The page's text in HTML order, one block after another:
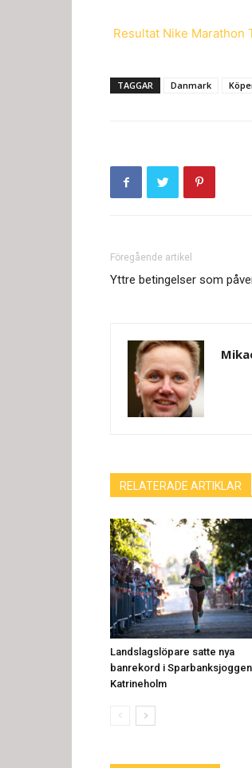
Resultat Nike Marathon
TAGGAR Danmark
Föregående artikel
Yttre betingelser som
RELATERADE ARTIKLAR
Landslagslöpare satte nya
banrekord i Sparbanksjoggen
Katrineholm